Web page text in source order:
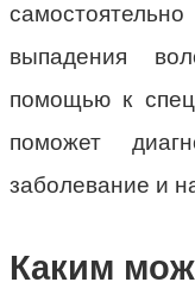
выпадения
помощью к
поможет
заболевание и
Каким